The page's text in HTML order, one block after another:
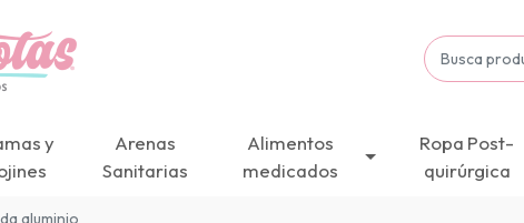
y
Arenas
Sanitarias
Alimentos
medicados
Ropa Post-
quirúrgica
aluminio